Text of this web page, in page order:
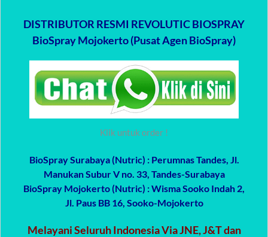
DISTRIBUTOR RESMI REVOLUTIC BIOSPRAY
BioSpray Mojokerto (Pusat Agen BioSpray)
Klik untuk order !
BioSpray Surabaya (Nutric) : Perumnas Tandes, Jl.
Manukan Subur V no. 33, Tandes-Surabaya
BioSpray Mojokerto (Nutric) : Wisma Sooko Indah 2,
Jl. Paus BB 16, Sooko-Mojokerto
Melayani Seluruh Indonesia Via JNE, J&T dan